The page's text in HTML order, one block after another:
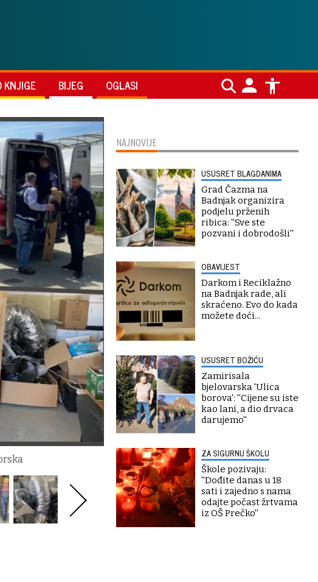
KNJIGE BIJEG OGLASI
NAJNOVIJE
USUSRET BLAGDANIMA
Grad Čazma na
Badnjak organizira
podjelu prženih
ribica: ''Sve ste
pozvani i dobrodošli''
OBAVIJEST
Darkom i Reciklažno
na Badnjak rade, ali
skraćeno. Evo do kada
možete doći...
USUSRET BOŽIĆU
Zamirisala
bjelovarska 'Ulica
borova': ''Cijene su iste
kao lani, a dio drvaca
darujemo''
ZA SIGURNU ŠKOLU
Škole pozivaju:
''Dođite danas u 18
sati i zajedno s nama
odajte počast žrtvama
iz OŠ Prečko''